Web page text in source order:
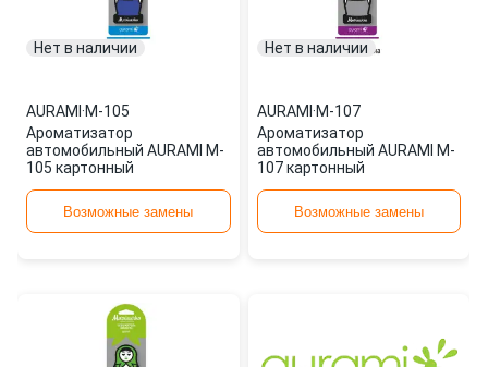
Нет в наличии
AURAMI ·M-105
Ароматизатор
автомобильный AURAMI M-
105 картонный
Возможные замены
Нет в наличии
AURAMI ·M-107
Ароматизатор
автомобильный AURAMI M-
107 картонный
Возможные замены